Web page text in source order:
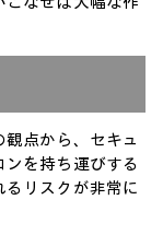
点から、セキュ
を持ち運びする
リスクが非常に